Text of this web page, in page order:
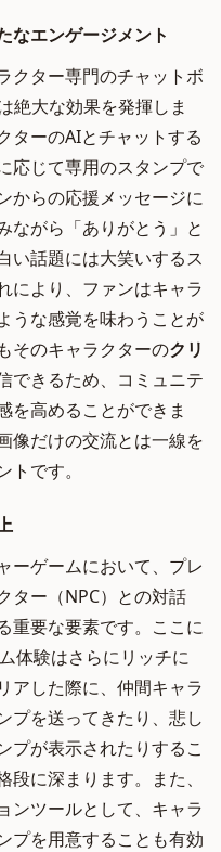
なエンゲージメント
クター専門のチャットボ
絶大な効果を発揮しま
ターのAIとチャットする
応じて専用のスタンプで
からの応援メッセージに
ながら「ありがとう」と
い話題には大笑いするス
により、ファンはキャラ
うな感覚を味わうことが
そのキャラクターのクリ
できるため、コミュニテ
を高めることができま
像だけの交流とは一線を
です。
ーゲームにおいて、プレ
ター（NPC）との対話
重要な要素です。ここに
体験はさらにリッチに
アした際に、仲間キャラ
プを送ってきたり、悲し
プが表示されたりするこ
に深まります。また、
ンツールとして、キャラ
プを用意することも有効